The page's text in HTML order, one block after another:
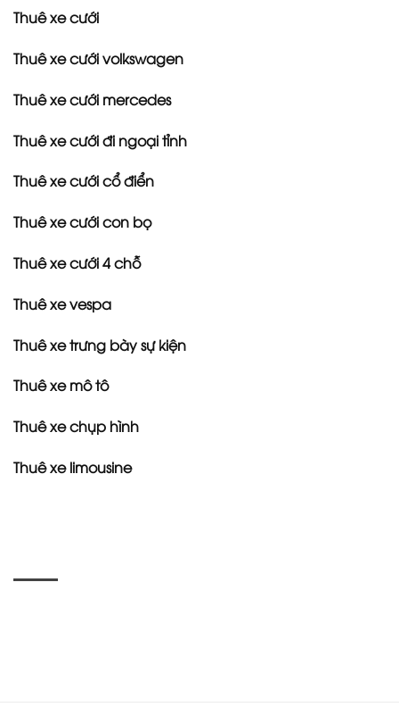
Thuê xe cưới
Thuê xe cưới volkswagen
Thuê xe cưới mercedes
Thuê xe cưới đi ngoại tỉnh
Thuê xe cưới cổ điển
Thuê xe cưới con bọ
Thuê xe cưới 4 chỗ
Thuê xe vespa
Thuê xe trưng bày sự kiện
Thuê xe mô tô
Thuê xe chụp hình
Thuê xe limousine